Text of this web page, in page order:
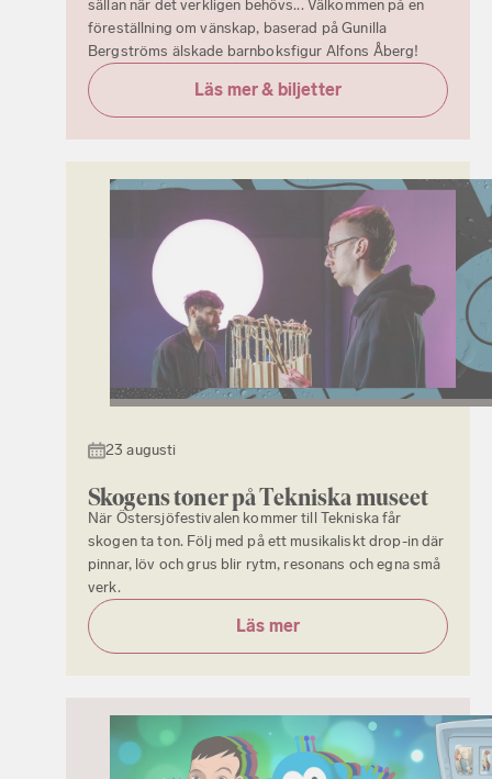
sällan när det verkligen behövs... Välkommen på en
föreställning om vänskap, baserad på Gunilla
Bergströms älskade barnboksfigur Alfons Åberg!
Läs mer & biljetter
23 augusti
Skogens toner på Tekniska museet
När Östersjöfestivalen kommer till Tekniska får
skogen ta ton. Följ med på ett musikaliskt drop-in där
pinnar, löv och grus blir rytm, resonans och egna små
verk.
Läs mer